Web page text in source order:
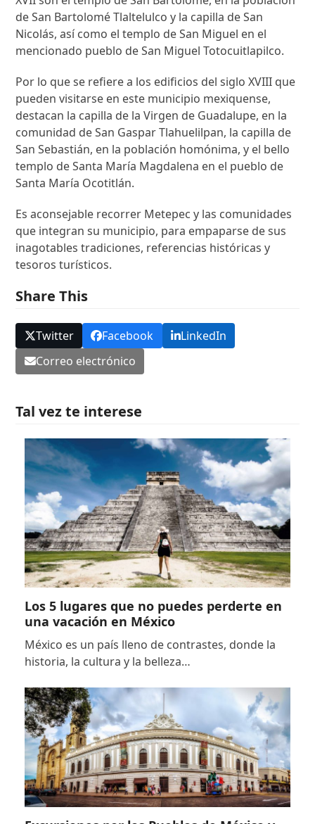
de San Bartolomé Tlaltelulco y la capilla de San
Nicolás, así como el templo de San Miguel en el
mencionado pueblo de San Miguel Totocuitlapilco.
Por lo que se refiere a los edificios del siglo XVIII que
pueden visitarse en este municipio mexiquense,
destacan la capilla de la Virgen de Guadalupe, en la
comunidad de San Gaspar Tlahuelilpan, la capilla de
San Sebastián, en la población homónima, y el bello
templo de Santa María Magdalena en el pueblo de
Santa María Ocotitlán.
Es aconsejable recorrer Metepec y las comunidades
que integran su municipio, para empaparse de sus
inagotables tradiciones, referencias históricas y
tesoros turísticos.
Share This
Twitter Facebook
LinkedIn
Correo electrónico
Tal vez te interese
Los 5 lugares que no puedes perderte en
una vacación en México
México es un país lleno de contrastes, donde la
historia, la cultura y la belleza…